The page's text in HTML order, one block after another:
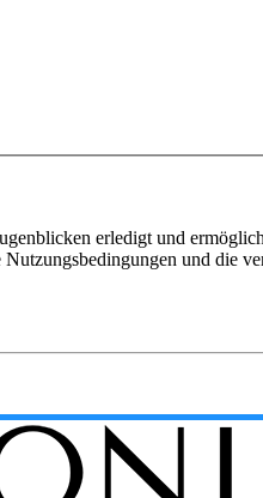
erledigt und
und die